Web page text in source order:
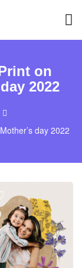
on
2022
day 2022